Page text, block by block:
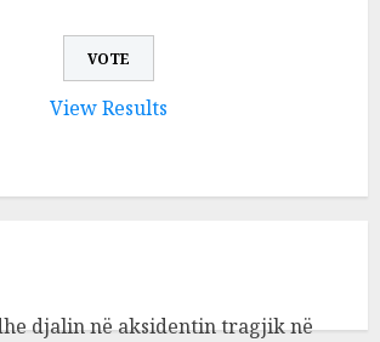
View Results
djalin në aksidentin tragjik në